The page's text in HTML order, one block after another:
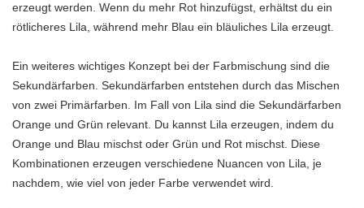
erzeugt werden. Wenn du mehr Rot hinzufügst, erhältst du ein
rötlicheres Lila, während mehr Blau ein bläuliches Lila erzeugt.
Ein weiteres wichtiges Konzept bei der Farbmischung sind die
Sekundärfarben. Sekundärfarben entstehen durch das Mischen
von zwei Primärfarben. Im Fall von Lila sind die Sekundärfarben
Orange und Grün relevant. Du kannst Lila erzeugen, indem du
Orange und Blau mischst oder Grün und Rot mischst. Diese
Kombinationen erzeugen verschiedene Nuancen von Lila, je
nachdem, wie viel von jeder Farbe verwendet wird.